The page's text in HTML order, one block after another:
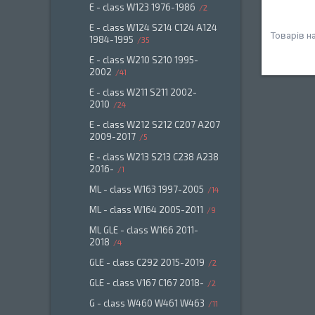
E - class W123 1976-1986 2
E - class W124 S214 C124 A124
1984-1995
35
E - class W210 S210 1995-
2002
41
E - class W211 S211 2002-
2010
24
E - class W212 S212 C207 A207
2009-2017
5
E - class W213 S213 C238 A238
2016-
1
ML - class W163 1997-2005 14
ML - class W164 2005-2011 9
ML GLE - class W166 2011-
2018
4
GLE - class C292 2015-2019 2
GLE - class V167 C167 2018- 2
G - class W460 W461 W463 11